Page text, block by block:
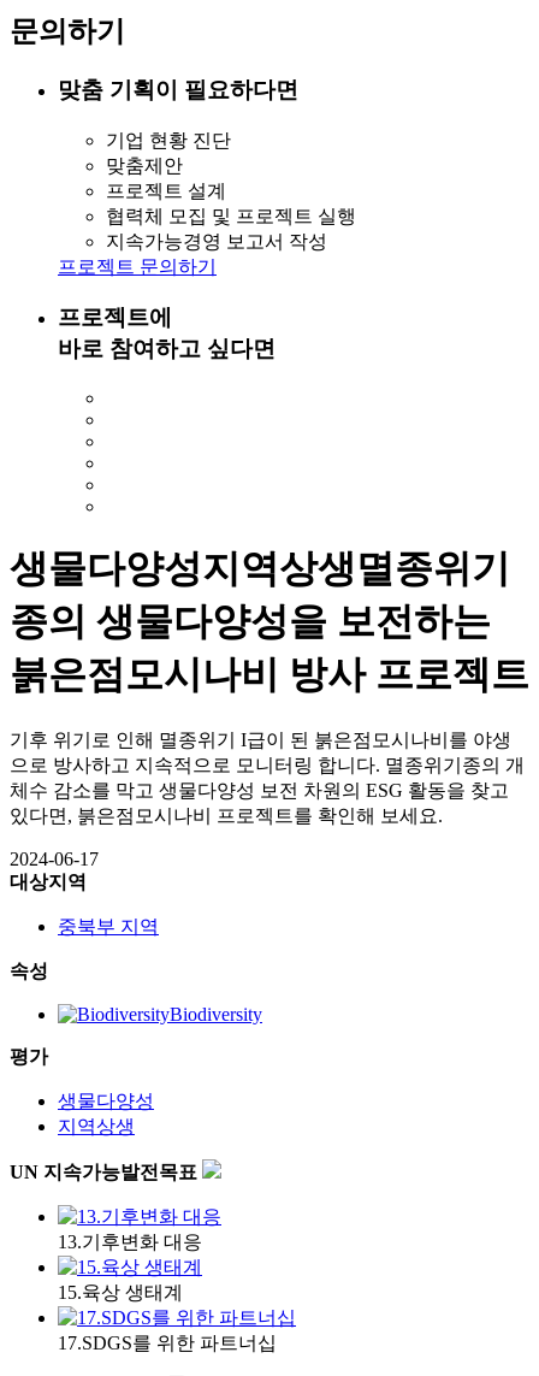
문의하기
맞춤 기획이 필요하다면
기업 현황 진단
맞춤제안
프로젝트 설계
협력체 모집 및 프로젝트 실행
지속가능경영 보고서 작성
프로젝트 문의하기
프로젝트에
바로 참여하고 싶다면
생물다양성지역상생멸종위기
종의 생물다양성을 보전하는
붉은점모시나비 방사 프로젝트
기후 위기로 인해 멸종위기 I급이 된 붉은점모시나비를 야생
으로 방사하고 지속적으로 모니터링 합니다. 멸종위기종의 개
체수 감소를 막고 생물다양성 보전 차원의 ESG 활동을 찾고
있다면, 붉은점모시나비 프로젝트를 확인해 보세요.
2024-06-17
대상지역
중북부 지역
속성
Biodiversity
평가
생물다양성
지역상생
UN 지속가능발전목표
13.기후변화 대응
15.육상 생태계
17.SDGS를 위한 파트너십